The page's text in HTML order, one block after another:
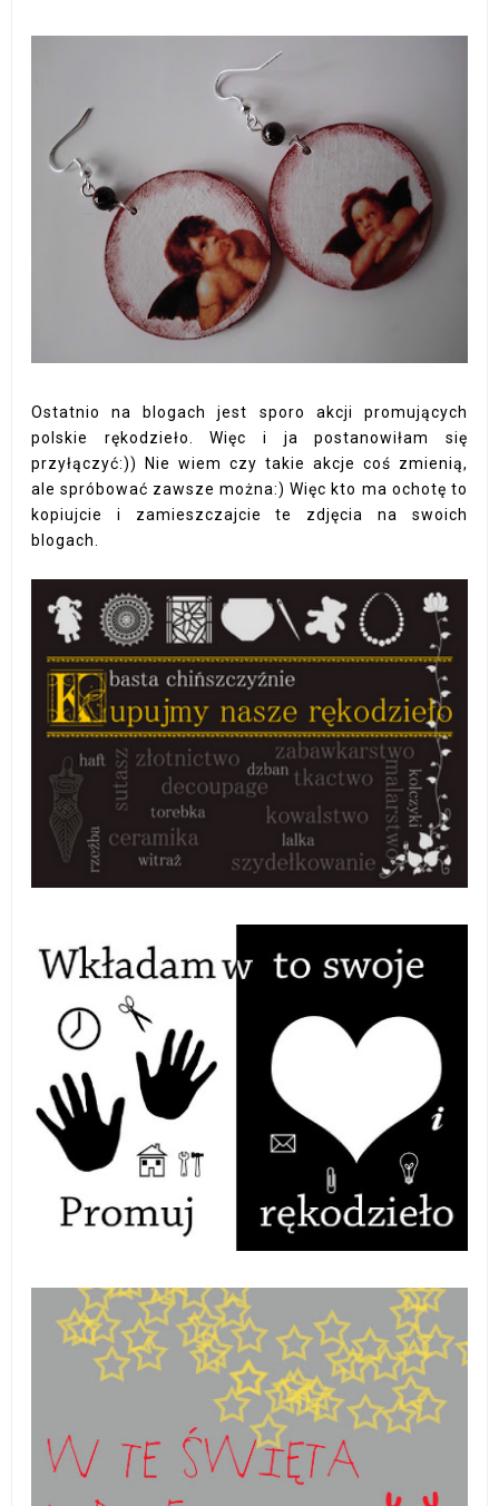
Ostatnio na blogach jest sporo akcji promujących
polskie rękodzieło. Więc i ja postanowiłam się
przyłączyć:)) Nie wiem czy takie akcje coś zmienią,
ale spróbować zawsze można:) Więc kto ma ochotę to
kopiujcie i zamieszczajcie te zdjęcia na swoich
blogach.